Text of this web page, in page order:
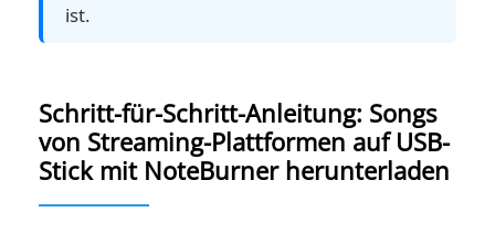
ist.
Schritt-für-Schritt-Anleitung: Songs
von Streaming-Plattformen auf USB-
Stick mit NoteBurner herunterladen